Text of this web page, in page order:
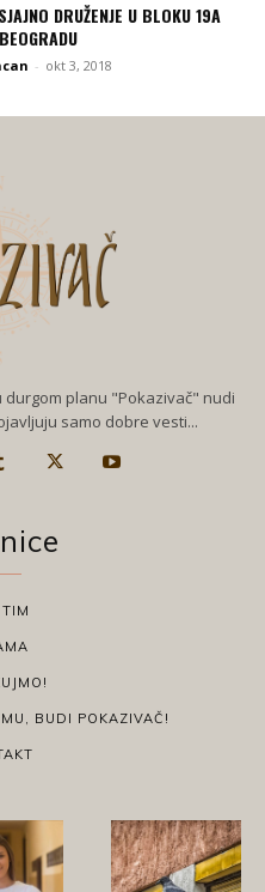
DRUŽENJE U BLOKU 19A
- okt 3, 2018
planu "Pokazivač" nudi
samo dobre vesti...
BUDI POKAZIVAČ!